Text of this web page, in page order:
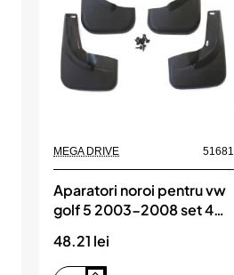
Produs de top
MEGA DRIVE 51681
Aparatori noroi pentru vw
golf 5 2003-2008 set 4
48.21 lei